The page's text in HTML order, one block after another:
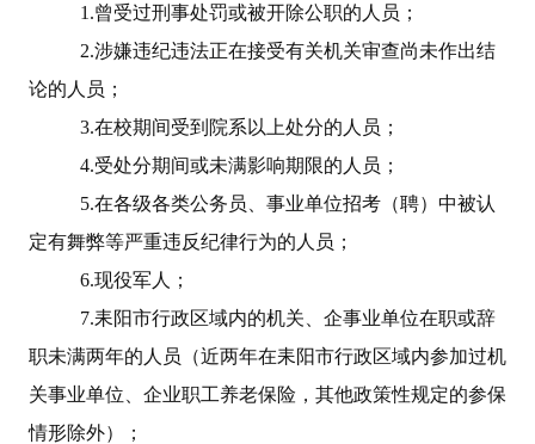
1.曾受过刑事处罚或被开除公职的人员；
2.涉嫌违纪违法正在接受有关机关审查尚未作出结
论的人员；
3.在校期间受到院系以上处分的人员；
4.受处分期间或未满影响期限的人员；
5.在各级各类公务员、事业单位招考（聘）中被认
定有舞弊等严重违反纪律行为的人员；
6.现役军人；
7.耒阳市行政区域内的机关、企事业单位在职或辞
职未满两年的人员（近两年在耒阳市行政区域内参加过机
关事业单位、企业职工养老保险，其他政策性规定的参保
情形除外）；